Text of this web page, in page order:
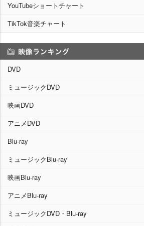
YouTubeショートチャート
TikTok音楽チャート
DVD
ミュージックDVD
映画DVD
アニメDVD
Blu-ray
ミュージックBlu-ray
映画Blu-ray
アニメBlu-ray
ミュージックDVD・Blu-ray